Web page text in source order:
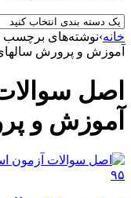
خانه›نوشته‌های برچسب
آموزش و پرورش سالهای 94 و
اصل
آموزش و